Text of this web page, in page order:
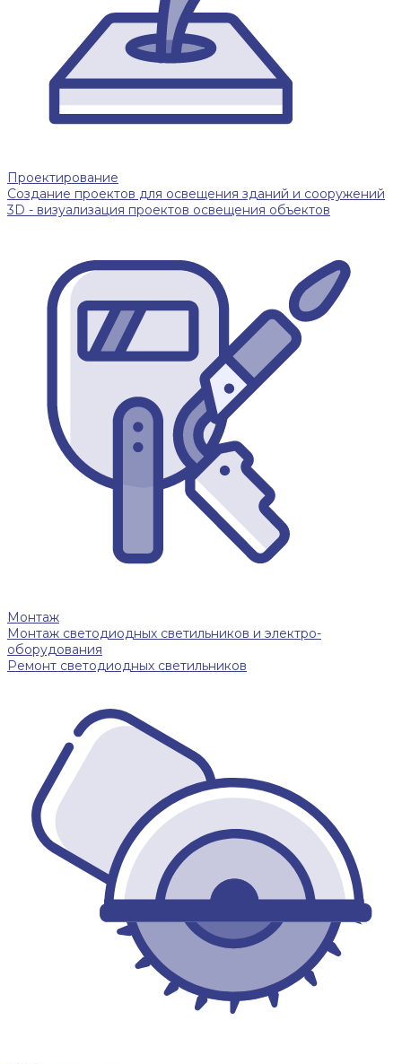
Проектирование
Создание проектов для освещения зданий и сооружений
3D - визуализация проектов освещения объектов
Монтаж
Монтаж светодиодных светильников и электро-
оборудования
Ремонт светодиодных светильников